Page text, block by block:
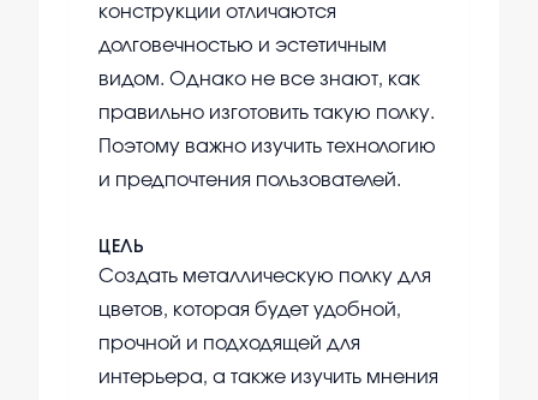
конструкции отличаются
долговечностью и эстетичным
видом. Однако не все знают, как
правильно изготовить такую полку.
Поэтому важно изучить технологию
и предпочтения пользователей.
ЦЕЛЬ
Создать металлическую полку для
цветов, которая будет удобной,
прочной и подходящей для
интерьера, а также изучить мнения